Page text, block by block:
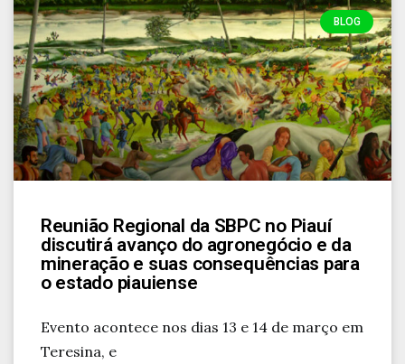
BLOG
Reunião Regional da SBPC no Piauí
discutirá avanço do agronegócio e da
mineração e suas consequências para
o estado piauiense
Evento acontece nos dias 13 e 14 de março em
Teresina, e